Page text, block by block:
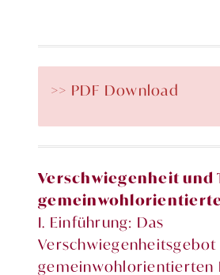
>> PDF Download
Verschwiegenheit und
I. Einführung: Das
Verschwiegenheitsgebot
gemeinwohlorientierten